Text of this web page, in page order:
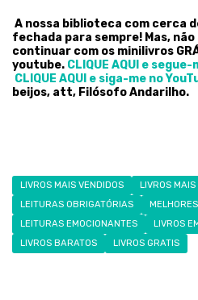
A nossa biblioteca com cerca
fechada para sempre! Mas,
continuar com os minilivros
youtube. CLIQUE AQUI e segue-
CLIQUE AQUI e siga-me no
beijos, att, Filósofo Andarilho.
LIVROS MAIS VENDIDOS LIVROS MAIS
LEITURAS OBRIGATÓRIAS
LEITURAS EMOCIONANTES
LIVROS
LIVROS BARATOS
LIVROS GRATIS